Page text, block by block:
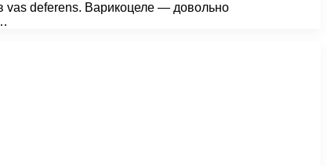
vas deferens. Варикоцеле — довольно